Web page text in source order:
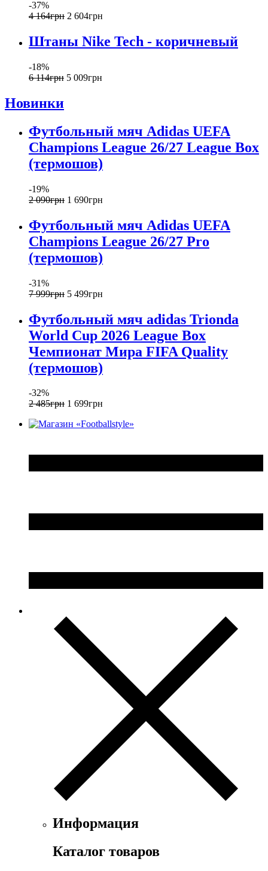
-37%
4 164грн 2 604грн
Штаны Nike Tech - коричневый
-18%
6 114грн 5 009грн
Новинки
Футбольный мяч Adidas UEFA
Champions League 26/27 League Box
(термошов)
-19%
2 090грн 1 690грн
Футбольный мяч Adidas UEFA
Champions League 26/27 Pro
(термошов)
-31%
7 999грн 5 499грн
Футбольный мяч adidas Trionda
World Cup 2026 League Box
Чемпионат Мира FIFA Quality
(термошов)
-32%
2 485грн 1 699грн
Информация
Каталог товаров